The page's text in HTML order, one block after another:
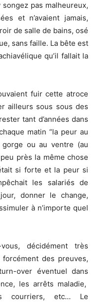
pas malheureux,
et n’avaient jamais,
de salle de bains, osé
sans faille. La bête est
qu’il fallait la
fuir cette atroce
ailleurs sous sous des
tant d’années dans
matin “la peur au
ou au ventre (au
près la même chose
si forte et la peur si
les salariés de
donner le change,
à n’importe quel
décidément très
des preuves,
over éventuel dans
les arrêts maladie,
courriers, etc… Le